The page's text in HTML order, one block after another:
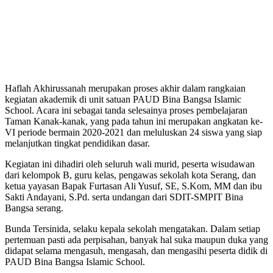
Haflah Akhirussanah merupakan proses akhir dalam rangkaian
kegiatan akademik di unit satuan PAUD Bina Bangsa Islamic
School. Acara ini sebagai tanda selesainya proses pembelajaran
Taman Kanak-kanak, yang pada tahun ini merupakan angkatan ke-
VI periode bermain 2020-2021 dan meluluskan 24 siswa yang siap
melanjutkan tingkat pendidikan dasar.
Kegiatan ini dihadiri oleh seluruh wali murid, peserta wisudawan
dari kelompok B, guru kelas, pengawas sekolah kota Serang, dan
ketua yayasan Bapak Furtasan Ali Yusuf, SE, S.Kom, MM dan ibu
Sakti Andayani, S.Pd. serta undangan dari SDIT-SMPIT Bina
Bangsa serang.
Bunda Tersinida, selaku kepala sekolah mengatakan. Dalam setiap
pertemuan pasti ada perpisahan, banyak hal suka maupun duka yang
didapat selama mengasuh, mengasah, dan mengasihi peserta didik di
PAUD Bina Bangsa Islamic School.